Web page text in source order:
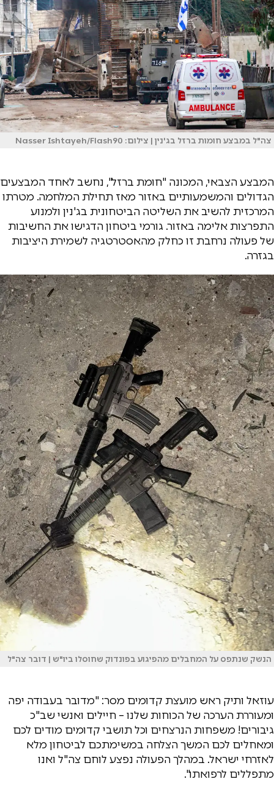
צה"ל במבצע חומות ברזל בג'נין | צילום: Nasser Ishtayeh/Flash90
המבצע הצבאי, המכונה "חומת ברזל", נחשב לאחד המבצעים
הגדולים והמשמעותיים באזור מאז תחילת המלחמה. מטרתו
המרכזית להשיב את השליטה הביטחונית בג'נין ולמנוע
התפרצות אלימה באזור. גורמי ביטחון הדגישו את החשיבות
של פעולה נרחבת זו כחלק מהאסטרטגיה לשמירת היציבות
בגזרה.
הנשק שנתפס על המחבלים מהפיגוע בפונדוק שחוסלו ביו"ש | דובר צה"ל
עוזאל ותיק ראש מועצת קדומים מסר: "מדובר בעבודה יפה
ומעוררת הערכה של הכוחות שלנו – חיילים ואנשי שב"כ
גיבורים! משפחות הנרצחים וכל תושבי קדומים מודים לכם
ומאחלים לכם המשך הצלחה במשימתכם לביטחון מלא
לאזרחי ישראל. במהלך הפעולה נפצע לוחם צה"ל ואנו
מתפללים לרפואתו".